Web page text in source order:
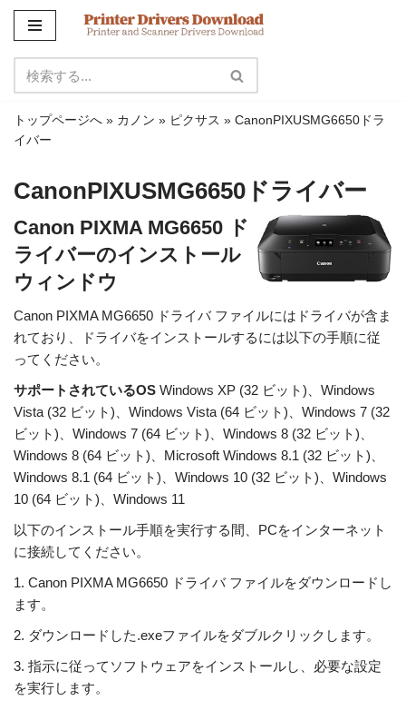
ン
テ
ン
ツ
ス
キ
ッ
プ
トップページへ » カノン » ピクサス » CanonPIXUSMG6650ドラ
イバー
CanonPIXUSMG6650ドライバー
Canon PIXMA MG6650 ド
ライバーのインストール
ウィンドウ
Canon PIXMA MG6650 ドライバ ファイルにはドライバが含ま
れており、ドライバをインストールするには以下の手順に従
ってください。
サポートされているOS Windows XP (32 ビット)、Windows
Vista (32 ビット)、Windows Vista (64 ビット)、Windows 7 (32
ビット)、Windows 7 (64 ビット)、Windows 8 (32 ビット)、
Windows 8 (64 ビット)、Microsoft Windows 8.1 (32 ビット)、
Windows 8.1 (64 ビット)、Windows 10 (32 ビット)、Windows
10 (64 ビット)、Windows 11
以下のインストール手順を実行する間、PCをインターネット
に接続してください。
1. Canon PIXMA MG6650 ドライバ ファイルをダウンロードし
ます。
2. ダウンロードした.exeファイルをダブルクリックします。
3. 指示に従ってソフトウェアをインストールし、必要な設定
を実行します。